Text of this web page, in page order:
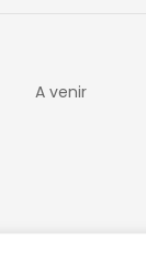
A venir